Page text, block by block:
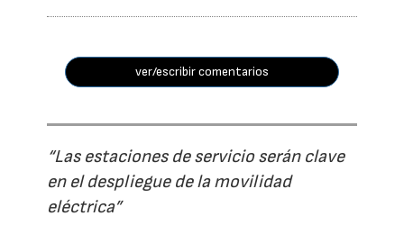
ver/escribir comentarios
“Las estaciones de servicio serán clave
en el despliegue de la movilidad
eléctrica”